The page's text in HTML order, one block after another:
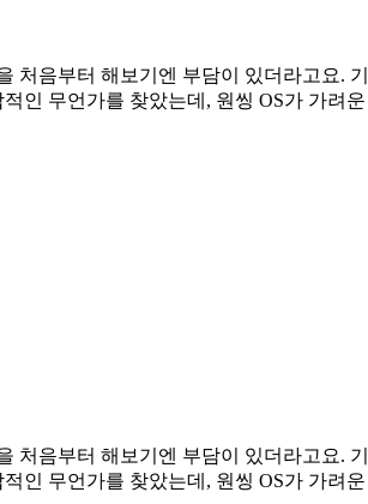
음부터 해보기엔 부담이 있더라고요.
인 무언가를 찾았는데, 원씽 OS가 가려
음부터 해보기엔 부담이 있더라고요.
인 무언가를 찾았는데, 원씽 OS가 가려